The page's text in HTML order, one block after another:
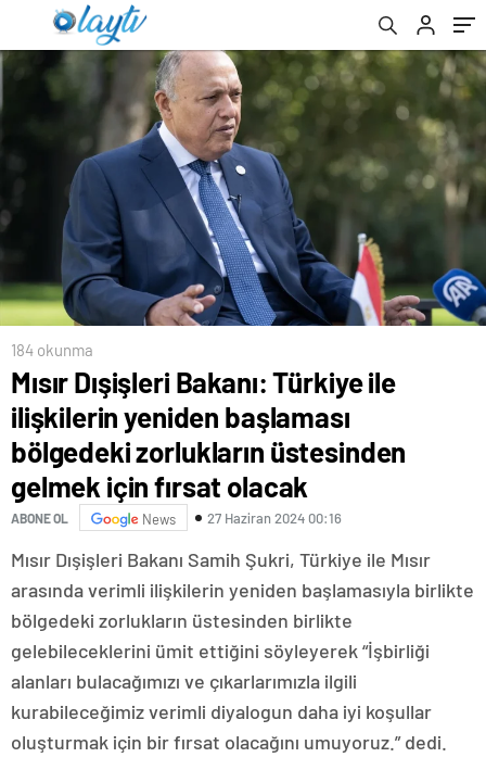
üstesinden gelmek için fırsat olacak
184 okunma
Mısır Dışişleri Bakanı: Türkiye ile
ilişkilerin yeniden başlaması
bölgedeki zorlukların üstesinden
gelmek için fırsat olacak
ABONE OL News 27 Haziran 2024 00:16
Mısır Dışişleri Bakanı Samih Şukri, Türkiye ile Mısır
arasında verimli ilişkilerin yeniden başlamasıyla birlikte
bölgedeki zorlukların üstesinden birlikte
gelebileceklerini ümit ettiğini söyleyerek “İşbirliği
alanları bulacağımızı ve çıkarlarımızla ilgili
kurabileceğimiz verimli diyalogun daha iyi koşullar
oluşturmak için bir fırsat olacağını umuyoruz.” dedi.